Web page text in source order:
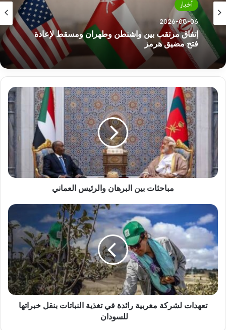
أخبار
2026-08-06
إتفاق مرتقب بين واشنطن وطهران ومسقط لإعادة
فتح مضيق هرمز
مباحثات
بين
البرهان
والرئيس
مباحثات بين البرهان والرئيس العماني
تعهدات
لشركة
مغربية
رائدة
في
تغذية
النباتات
بنقل
خبراتها
للسودان
تعهدات لشركة مغربية رائدة في تغذية النباتات بنقل خبراتها
للسودان